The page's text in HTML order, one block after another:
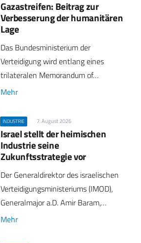
Gazastreifen: Beitrag zur
Verbesserung der humanitären
Lage
Das Bundesministerium der
Verteidigung wird entlang eines
trilateralen Memorandum of…
Mehr
INDUSTRIE 7. August 2026
Israel stellt der heimischen
Industrie seine
Zukunftsstrategie vor
Der Generaldirektor des israelischen
Verteidigungsministeriums (IMOD),
Generalmajor a.D. Amir Baram,…
Mehr